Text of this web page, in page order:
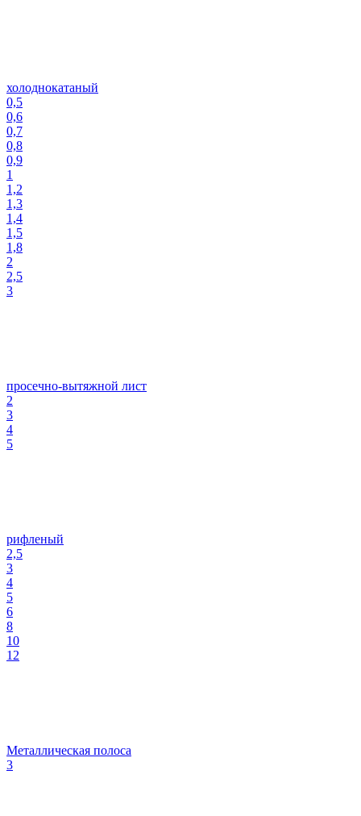
холоднокатаный
0,5
0,6
0,7
0,8
0,9
1
1,2
1,3
1,4
1,5
1,8
2
2,5
3
просечно-вытяжной лист
2
3
4
5
рифленый
2,5
3
4
5
6
8
10
12
Металлическая полоса
3